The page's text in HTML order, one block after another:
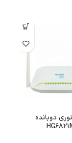
دوبانده